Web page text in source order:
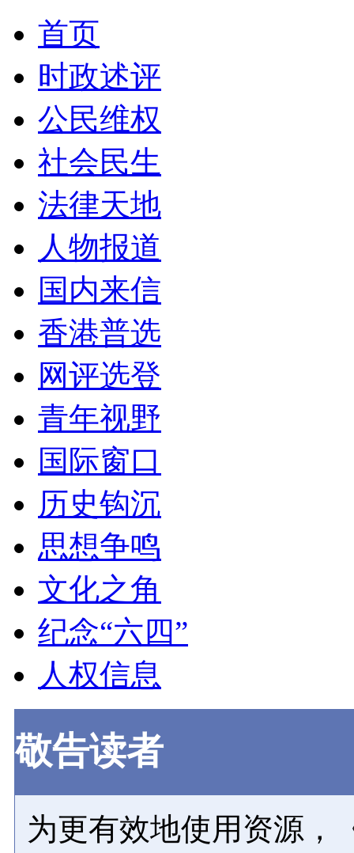
首页
时政述评
公民维权
社会民生
法律天地
人物报道
国内来信
香港普选
网评选登
青年视野
国际窗口
历史钩沉
思想争鸣
文化之角
纪念“六四”
人权信息
敬告读者
为更有效地使用资源，